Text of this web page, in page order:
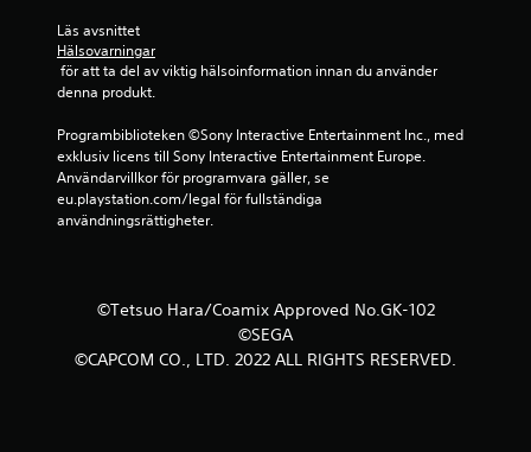
Läs avsnittet
Hälsovarningar
denna produkt.
Programbiblioteken ©Sony Interactive Entertainment Inc., med
exklusiv licens till Sony Interactive Entertainment Europe.
Användarvillkor för programvara gäller, se
eu.playstation.com/legal för fullständiga
användningsrättigheter.
©Tetsuo Hara/Coamix Approved No.GK-102
©SEGA
©CAPCOM CO., LTD. 2022 ALL RIGHTS RESERVED.